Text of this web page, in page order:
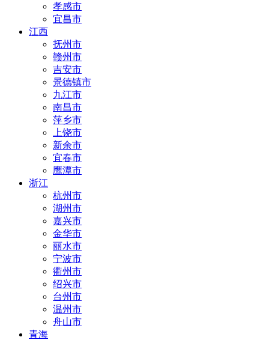
孝感市
宜昌市
江西
抚州市
赣州市
吉安市
景德镇市
九江市
南昌市
萍乡市
上饶市
新余市
宜春市
鹰潭市
浙江
杭州市
湖州市
嘉兴市
金华市
丽水市
宁波市
衢州市
绍兴市
台州市
温州市
舟山市
青海